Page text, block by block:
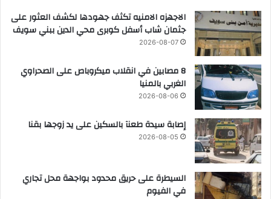
الاجهزه الامنيه تكثف جهودها لكشف العثور على
جثمان شاب أسفل كوبرى محي الدين ببني سويف
2026-08-07
8 مصابين في انقلاب ميكروباص على الصحراوي
الغربي بالمنيا
2026-08-06
إصابة سيدة طعنآ بالسكين على يد زوجها بقنا
2026-08-05
السيطرة على حريق محدود بواجهة محل تجاري
في الفيوم